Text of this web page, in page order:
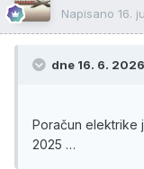
Napisano 16.
dne 16. 6.
Poračun elektrike
2025 …